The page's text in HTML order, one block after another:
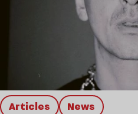
Articles news